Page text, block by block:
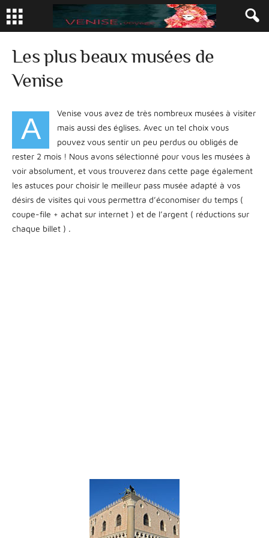
Les plus beaux musées de
Venise
A
Venise vous avez de très nombreux musées à visiter
mais aussi des églises. Avec un tel choix vous
pouvez vous sentir un peu perdus ou obligés de
rester 2 mois ! Nous avons sélectionné pour vous les musées à
voir absolument, et vous trouverez dans cette page également
les astuces pour choisir le meilleur pass musée adapté à vos
désirs de visites qui vous permettra d’économiser du temps (
coupe-file + achat sur internet ) et de l’argent ( réductions sur
chaque billet ) .